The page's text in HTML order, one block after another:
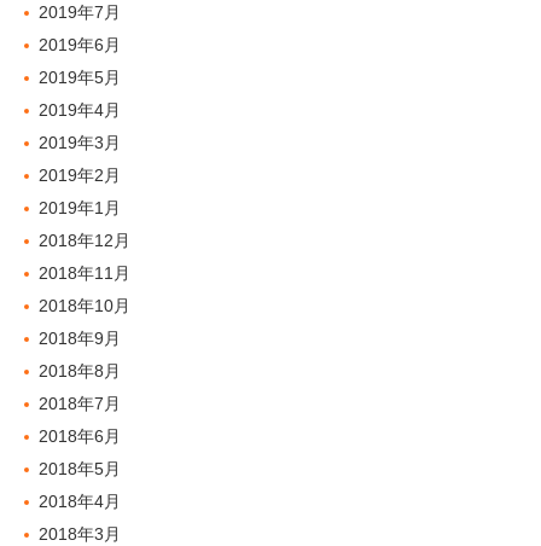
2019年7月
2019年6月
2019年5月
2019年4月
2019年3月
2019年2月
2019年1月
2018年12月
2018年11月
2018年10月
2018年9月
2018年8月
2018年7月
2018年6月
2018年5月
2018年4月
2018年3月